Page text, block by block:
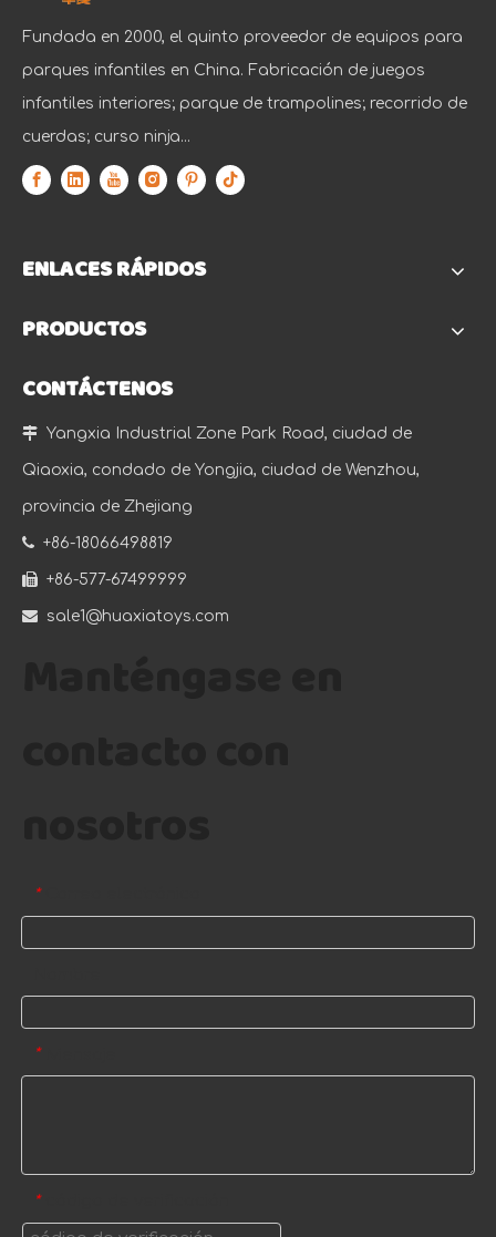
Fundada en 2000, el quinto proveedor de equipos para
parques infantiles en China. Fabricación de juegos
infantiles interiores; parque de trampolines; recorrido de
cuerdas; curso ninja...
ENLACES RÁPIDOS
PRODUCTOS
CONTÁCTENOS
 Yangxia Industrial Zone Park Road, ciudad de
Qiaoxia, condado de Yongjia, ciudad de Wenzhou,
provincia de Zhejiang
 +86-18066498819
 +86-577-67499999
 sale1@huaxiatoys.com
*
*
*